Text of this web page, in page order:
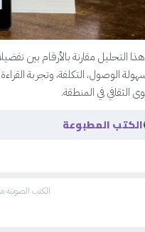
التحليل مقارنة بالأرقام بين
الوصول، التكلفة، وتجربة
الثقافي في المنطقة.
الكتب المطبوعة
الكتب الصوتية